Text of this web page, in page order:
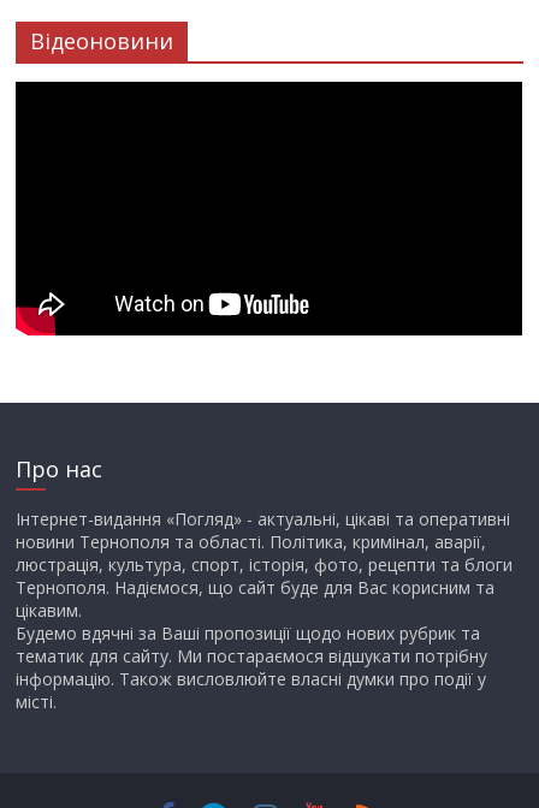
Відеоновини
Про нас
Інтернет-видання «Погляд» - актуальні, цікаві та оперативні
новини Тернополя та області. Політика, кримінал, аварії,
люстрація, культура, спорт, історія, фото, рецепти та блоги
Тернополя. Надіємося, що сайт буде для Вас корисним та
цікавим.
Будемо вдячні за Ваші пропозиції щодо нових рубрик та
тематик для сайту. Ми постараємося відшукати потрібну
інформацію. Також висловлюйте власні думки про події у
місті.